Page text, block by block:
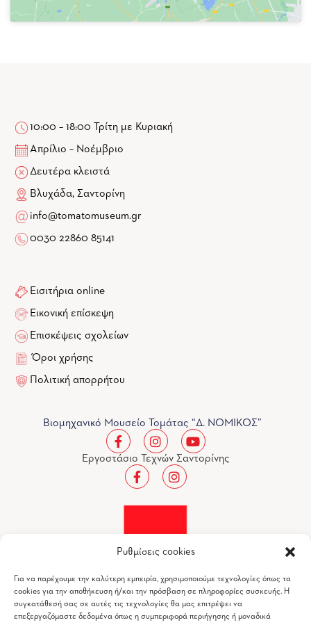
Ρυθμίσεις cookies
Για να παρέχουμε την καλύτερη εμπειρία, χρησιμοποιούμε τεχνολογίες όπως τα
cookies για την αποθήκευση ή/και την πρόσβαση σε πληροφορίες συσκευής. Η
συγκατάθεσή σας σε αυτές τις τεχνολογίες θα μας επιτρέψει να
επεξεργαζόμαστε δεδομένα όπως η συμπεριφορά περιήγησης ή μοναδικά
10:00 – 18:00 Τρίτη με Κυριακή
Απρίλιο – Νοέμβριο
Δευτέρα κλειστά
Βλυχάδα, Σαντορίνη
info@tomatomuseum.gr
0030 22860 85141
Εισιτήρια online
Εικονική επίσκεψη
Επισκέψεις σχολείων
Όροι χρήσης
Πολιτική απορρήτου
Βιομηχανικό Μουσείο Τομάτας “Δ. ΝΟΜΙΚΟΣ”
Εργοστάσιο Τεχνών Σαντορίνης